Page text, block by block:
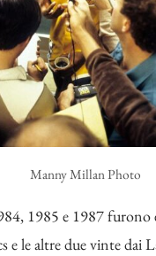
Manny Millan Photo
1985 e 1987 furono
e le altre due vinte dai